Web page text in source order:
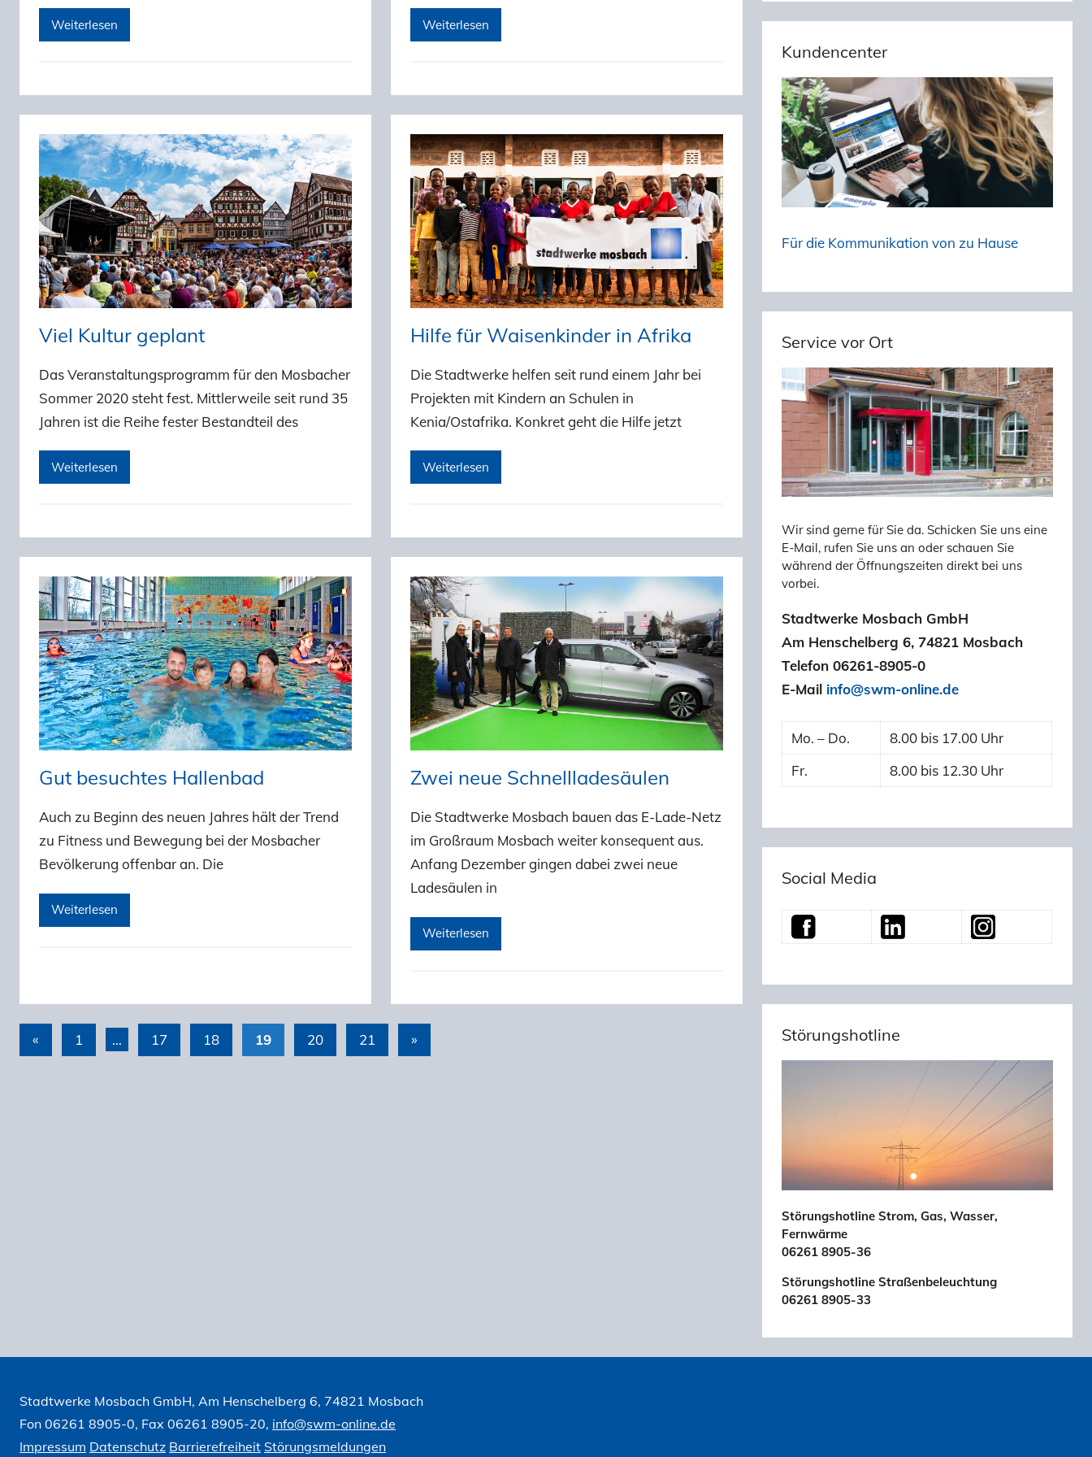
Weiterlesen Weiterlesen
Viel Kultur geplant
Das Veranstaltungsprogramm für den Mosbacher
Sommer 2020 steht fest. Mittlerweile seit rund 35
Jahren ist die Reihe fester Bestandteil des
Weiterlesen
Hilfe für Waisenkinder in Afrika
Die Stadtwerke helfen seit rund einem Jahr bei
Projekten mit Kindern an Schulen in
Kenia/Ostafrika. Konkret geht die Hilfe jetzt
Weiterlesen
Gut besuchtes Hallenbad
Auch zu Beginn des neuen Jahres hält der Trend
zu Fitness und Bewegung bei der Mosbacher
Bevölkerung offenbar an. Die
Weiterlesen
Zwei neue Schnellladesäulen
Die Stadtwerke Mosbach bauen das E-Lade-Netz
im Großraum Mosbach weiter konsequent aus.
Anfang Dezember gingen dabei zwei neue
Ladesäulen in
Weiterlesen
Seitennummerierung
« Vorherige
1 … 17 18 19 20 21
Nächste
»
Kundencenter
Für die Kommunikation von zu Hause
Service vor Ort
Wir sind gerne für Sie da. Schicken Sie uns eine
E-Mail, rufen Sie uns an oder schauen Sie
während der Öffnungszeiten direkt bei uns
vorbei.
Stadtwerke Mosbach GmbH
Am Henschelberg 6, 74821 Mosbach
Telefon 06261-8905-0
E-Mail info@swm-online.de
Mo. – Do.
8.00 bis 17.00 Uhr
Fr.
8.00 bis 12.30 Uhr
Social Media
Störungshotline
Störungshotline Strom, Gas, Wasser,
Fernwärme
06261 8905-36
Störungshotline Straßenbeleuchtung
06261 8905-33
Stadtwerke Mosbach GmbH, Am Henschelberg 6, 74821 Mosbach
Fon 06261 8905-0, Fax 06261 8905-20, info@swm-online.de
Impressum Datenschutz Barrierefreiheit Störungsmeldungen